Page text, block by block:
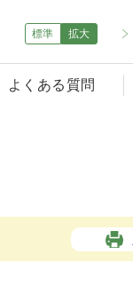
標準 拡大
よくある質問